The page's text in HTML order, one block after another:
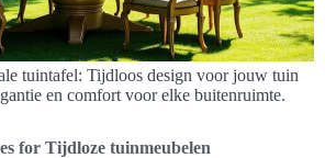
tuintafel: Tijdloos design voor jouw tuin
en comfort voor elke buitenruimte.
for Tijdloze tuinmeubelen